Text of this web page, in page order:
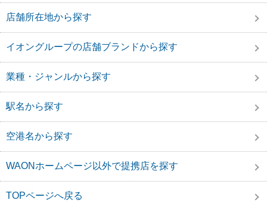
店舗所在地から探す
イオングループの店舗ブランドから探す
業種・ジャンルから探す
駅名から探す
空港名から探す
WAONホームページ以外で提携店を探す
TOPページへ戻る